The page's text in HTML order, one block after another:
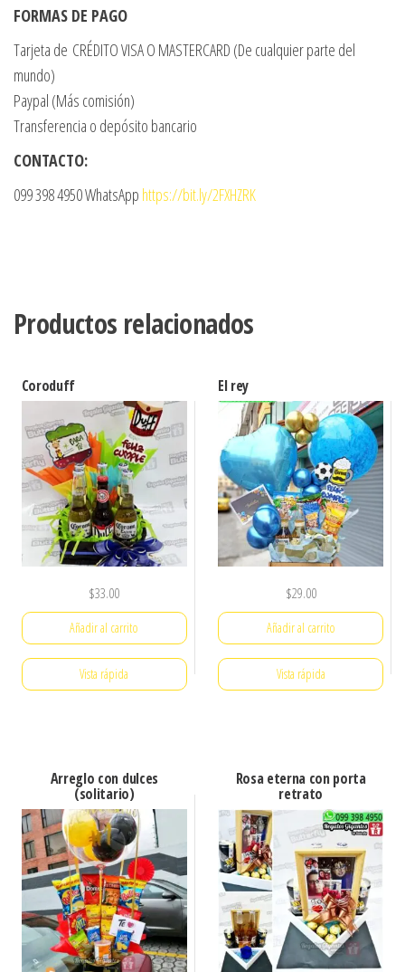
FORMAS DE PAGO
Tarjeta de CRÉDITO VISA O MASTERCARD (De cualquier parte del
mundo)
Paypal (Más comisión)
Transferencia o depósito bancario
CONTACTO:
099 398 4950 WhatsApp https://bit.ly/2FXHZRK
Productos relacionados
Coroduff
$33.00
Añadir al carrito
Vista rápida
El rey
$29.00
Añadir al carrito
Vista rápida
Arreglo con dulces
(solitario)
Rosa eterna con porta
retrato